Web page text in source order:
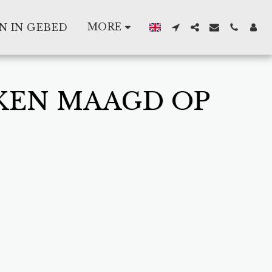
IN GEBED MORE
MAAGD OP